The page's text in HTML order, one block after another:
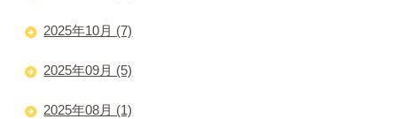
2025年10月 (7)
2025年09月 (5)
2025年08月 (1)